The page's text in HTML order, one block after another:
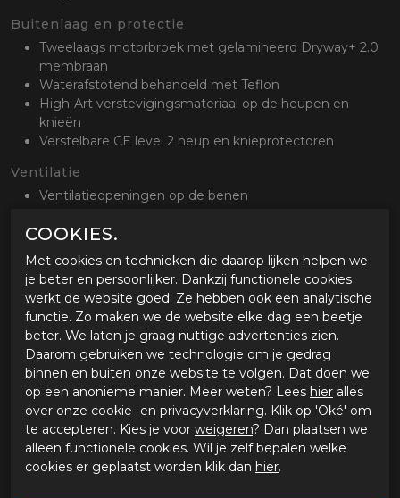
Buitenlaag en protectie
Tweelaags motorbroek met gelamineerd Dryway+ 2.0
membraan
Waterafstotend behandeld met Teflon
High-Art verstevigingsmateriaal op de heupen en
knieën
Verstelbare CE level 2 heup en knieprotectoren
Ventilatie
Ventilatieopeningen op de benen
Waterdicht en binnenvoering
Uitneembare Outlast temperatuur regulerende voering
met Thinsulate
Stel- en opbergmogelijkheden
Verstelbaar in de taille en onderaan de broekspijp
Comfort
Lange bevestigingsrits voor aan de jas
Afneembare bretels
Optioneel
Beschikbaar in de maten 46 tot en met 62, S48 tot en
COOKIES.
Met cookies en technieken die daarop lijken helpen we
je beter en persoonlijker. Dankzij functionele cookies
werkt de website goed. Ze hebben ook een analytische
functie. Zo maken we de website elke dag een beetje
beter. We laten je graag nuttige advertenties zien.
Daarom gebruiken we technologie om je gedrag
binnen en buiten onze website te volgen. Dat doen we
op een anonieme manier. Meer weten? Lees hier alles
over onze cookie- en privacyverklaring. Klik op 'Oké' om
te accepteren. Kies je voor weigeren? Dan plaatsen we
alleen functionele cookies. Wil je zelf bepalen welke
cookies er geplaatst worden klik dan hier.